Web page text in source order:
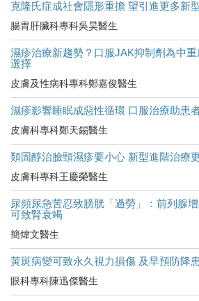
克隆氏症成社會隱形重擔 望引進更多新
腸胃肝臟科專科吳昊醫生
濕疹治療新趨勢？口服JAK抑制劑為中
選擇
皮膚及性病科專科鄭嘉俊醫生
濕疹影響睡眠成惡性循環 口服治療助患
皮膚科專科鄭天錫醫生
類固醇治臉頸濕疹要小心 新型進階治療
皮膚科專科王慶榮醫生
尿頻尿急苦忍致膀胱「過勞」：前列腺
可致腎衰竭
簡煒文醫生
黃斑病變可致永久視力損傷 及早預防降
眼科專科陳迅傑醫生